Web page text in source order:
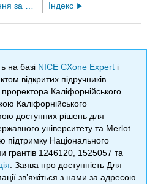
Індекс
на базі NICE CXone Expert і
відкритих підручників
Каліфорнійського
Каліфорнійського
доступних рішень для
університету та Merlot.
Національного
грантів 1246120, 1525057 та
. Заява про доступність Для
зв’яжіться з нами за адресою